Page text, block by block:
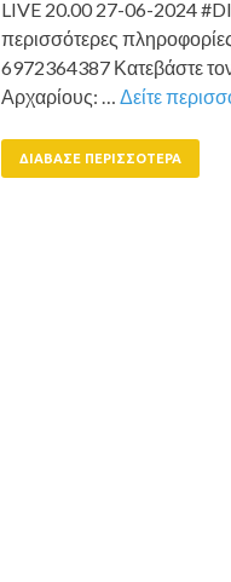
LIVE 20.00 27-06-2024
περισσότερες
6972364387 Κατεβάστε
Αρχαρίους: … Δείτε
ΔΙΆΒΑΣΕ ΠΕΡΙΣΣΌΤΕΡΑ